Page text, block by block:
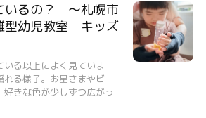
いるの？ 〜札幌市
幼児教室 キッズ
いる以上によく見ていま
る様子。お星さまやビー
きな色が少しずつ広がっ